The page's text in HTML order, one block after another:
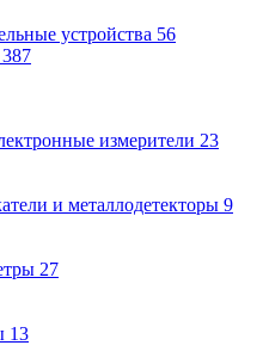
устройства 56
387
измерители 23
и металлодетекторы 9
27
13